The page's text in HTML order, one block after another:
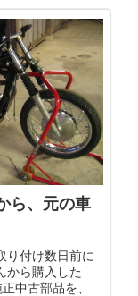
ら、元の車
り付け数日前に
から購入した
中古部品を、秘